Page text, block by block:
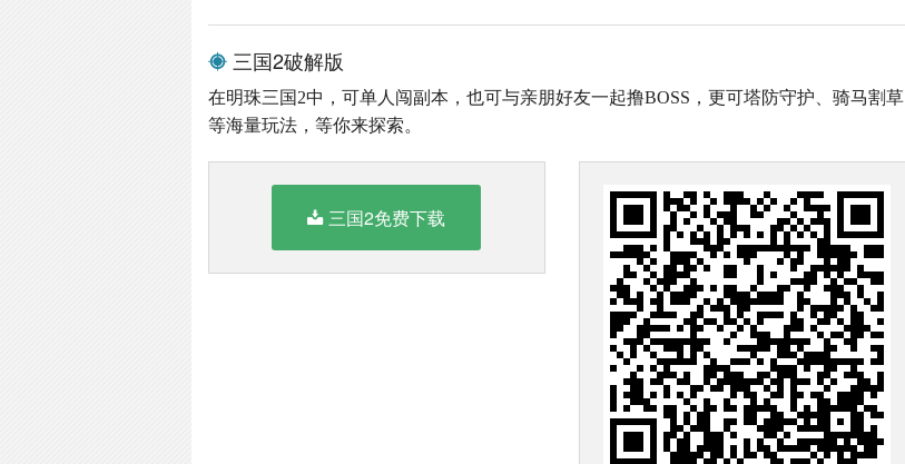
三国2破解版
在明珠三国2中，可单人闯副本，也可与亲朋好友一起撸BOSS，更可塔防守护、骑马割草
等海量玩法，等你来探索。
三国2免费下载